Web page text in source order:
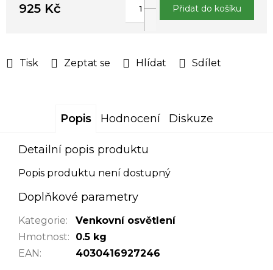
Tisk Zeptat se Hlídat Sdílet
925 Kč Přidat do košíku
Popis Hodnocení Diskuze
Detailní popis produktu
Popis produktu není dostupný
Doplňkové parametry
Kategorie:
Venkovní osvětlení
Hmotnost:
0.5 kg
EAN: 4030416927246